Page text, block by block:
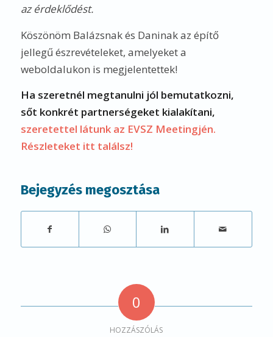
az érdeklődést.
Köszönöm Balázsnak és Daninak az építő
jellegű észrevételeket, amelyeket a
weboldalukon is megjelentettek!
Ha szeretnél megtanulni jól bemutatkozni,
sőt konkrét partnerségeket kialakítani,
szeretettel látunk az EVSZ Meetingjén.
Részleteket itt találsz!
Bejegyzés megosztása
0
HOZZÁSZÓLÁS